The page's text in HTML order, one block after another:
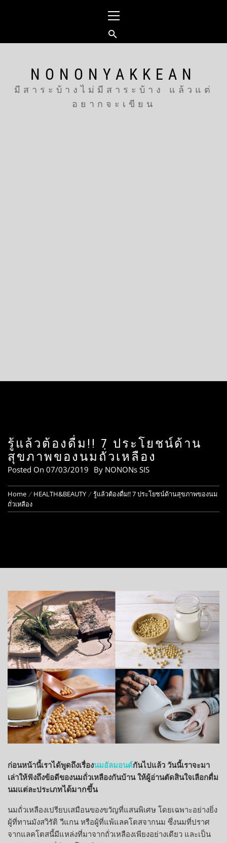
Menu
NONONYAKKEAN
มีสาระบ้างไม่มีสาระบ้าง แล้วแต่
อยากจะเขียน
รู้แล้วต้องดื่ม!! 7 ประโยชน์ด้าน
สุขภาพของนมถั่วเหลือง
Posted On 07/03/2019 By NONONs SIS
Home HEALTH&BEAUTY
รู้แล้วต้องดื่ม!! 7 ประโยชน์ด้านสุขภาพของนม
ถั่วเหลือง
ก่อนหน้านี้เราได้พูดถึงเรื่องนมอัลมอนด์กันไปแล้ว วันนี้เราจะมา
เล่าให้ฟังถึงข้อดีของนมถั่วเหลืองกันบ้าน ให้ผู้อ่านตัดสินใจเลือกดื่ม
นมแต่ละประเภทได้มากขึ้น
นมถั่วเหลืองเปรียบเสมือนของขวัญที่แสนพิเศษ โดยเฉพาะอย่างยิ่ง
ผู้ที่ทานมังสวิรัติ วีแกน หรือผู้ที่แพ้แลคโตสจากนม ซึ่งนมที่ปราศ
จากแลคโตสนี้มีแหล่งที่มาจากถั่วเหลืองเพียงอย่างเดียว และเป็น